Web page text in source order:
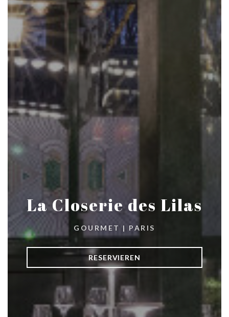
La Closerie des Lilas
GOURMET | PARIS
RESERVIEREN